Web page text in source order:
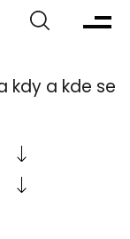
kdy a kde se